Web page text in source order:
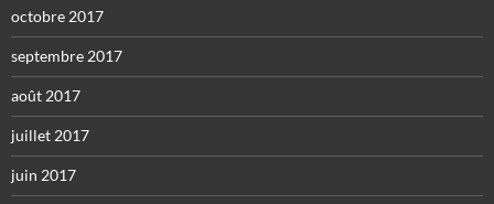
octobre 2017
septembre 2017
août 2017
juillet 2017
juin 2017